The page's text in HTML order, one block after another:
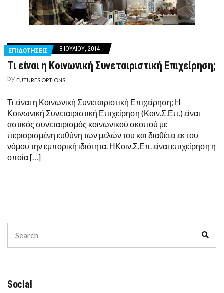
ΕΠΙΔΟΤΗΣΕΙΣ 8 ΙΟΥΛΊΟΥ, 2014
Τι είναι η Κοινωνική Συνεταιριστική Επιχείρηση;
by FUTURES OPTIONS
Τι είναι η Κοινωνική Συνεταιριστική Επιχείρηση; Η
Κοινωνική Συνεταιριστική Επιχείρηση (Κοιν.Σ.Επ.) είναι
αστικός συνεταιρισμός κοινωνικού σκοπού με
περιορισμένη ευθύνη των μελών του και διαθέτει εκ του
νόμου την εμπορική ιδιότητα. ΗΚοιν.Σ.Επ. είναι επιχείρηση η
οποία […]
for:
Social